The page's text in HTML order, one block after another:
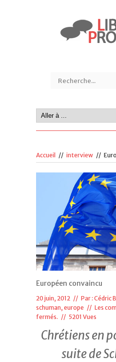
Accueil // interview //
Européen convaincu
20 juin, 2012 // Par : Cédric
schuman, europe // Les
fermés. // 5201 Vues
Chrétiens en
suite de